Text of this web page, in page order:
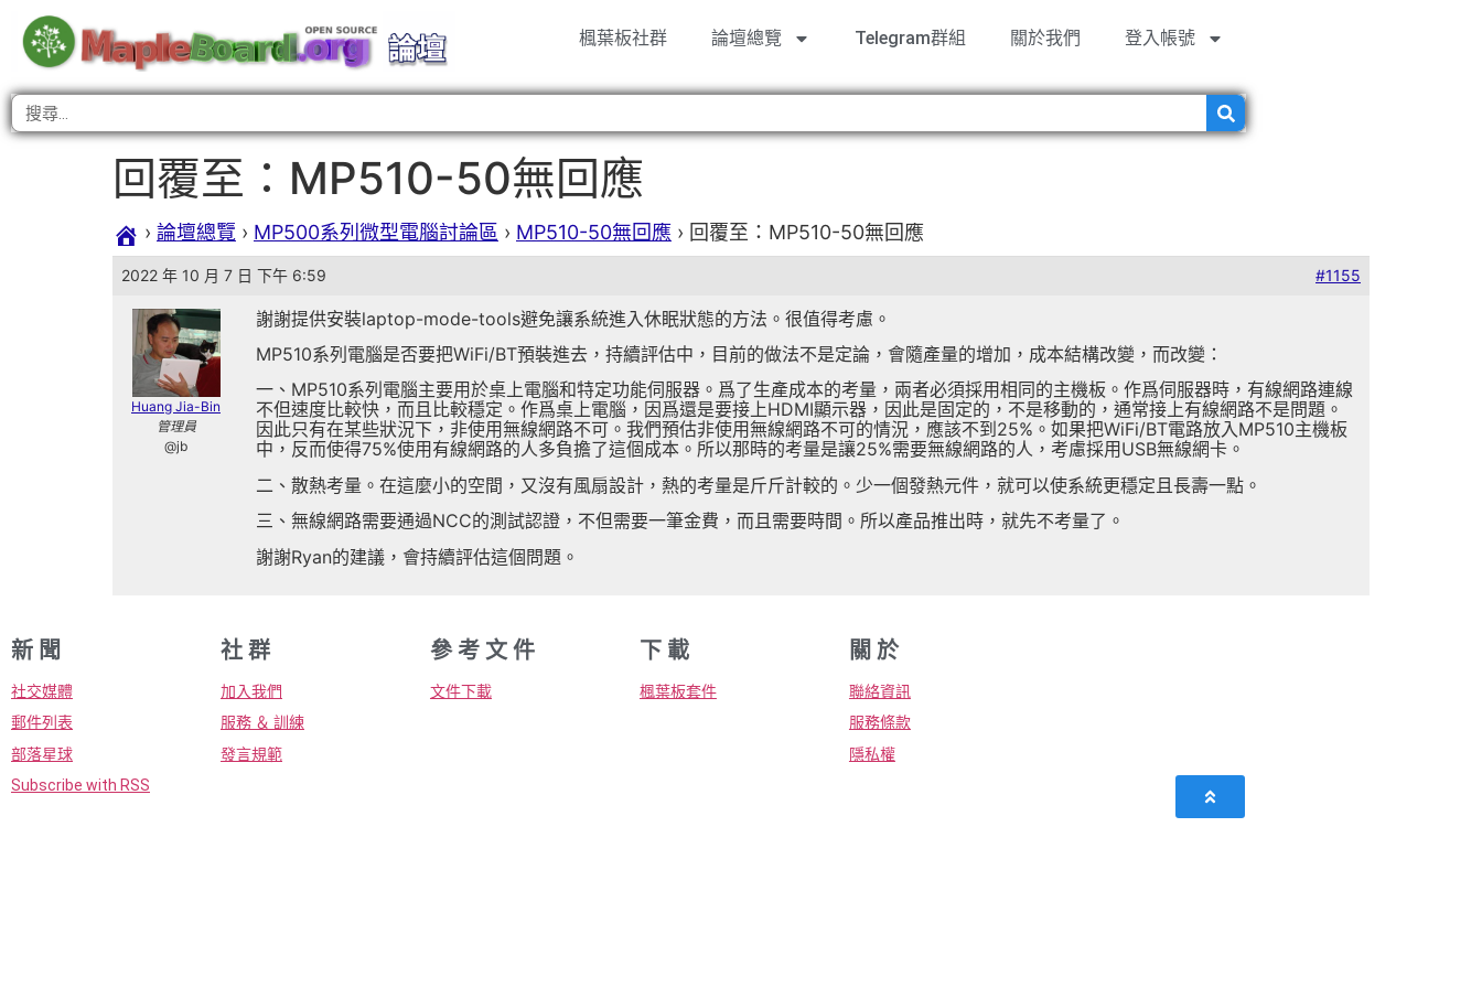
楓葉板社群 論壇總覽 Telegram群組 關於我們 登入帳號
回覆至：MP510-50無回應
› 論壇總覽 › MP500系列微型電腦討論區 › MP510-50無回應 › 回覆至：MP510-50無回應
2022 年 10 月 7 日 下午 6:59 #1155
Huang Jia-Bin
管理員
@jb
謝謝提供安裝laptop-mode-tools避免讓系統進入休眠狀態的方法。很值得考慮。
MP510系列電腦是否要把WiFi/BT預裝進去，持續評估中，目前的做法不是定論，會隨產量的增加，成本結構改變，而改變：
一、MP510系列電腦主要用於桌上電腦和特定功能伺服器。爲了生產成本的考量，兩者必須採用相同的主機板。作爲伺服器時，有線網路連線
不但速度比較快，而且比較穩定。作爲桌上電腦，因爲還是要接上HDMI顯示器，因此是固定的，不是移動的，通常接上有線網路不是問題。
因此只有在某些狀況下，非使用無線網路不可。我們預估非使用無線網路不可的情況，應該不到25%。如果把WiFi/BT電路放入MP510主機板
中，反而使得75%使用有線網路的人多負擔了這個成本。所以那時的考量是讓25%需要無線網路的人，考慮採用USB無線網卡。
二、散熱考量。在這麼小的空間，又沒有風扇設計，熱的考量是斤斤計較的。少一個發熱元件，就可以使系統更穩定且長壽一點。
三、無線網路需要通過NCC的測試認證，不但需要一筆金費，而且需要時間。所以產品推出時，就先不考量了。
謝謝Ryan的建議，會持續評估這個問題。
新 聞
社交媒體
郵件列表
部落星球
Subscribe with RSS
社 群
加入我們
服務 ＆ 訓練
發言規範
參 考 文 件
文件下載
下 載
楓葉板套件
關 於
聯絡資訊
服務條款
隱私權